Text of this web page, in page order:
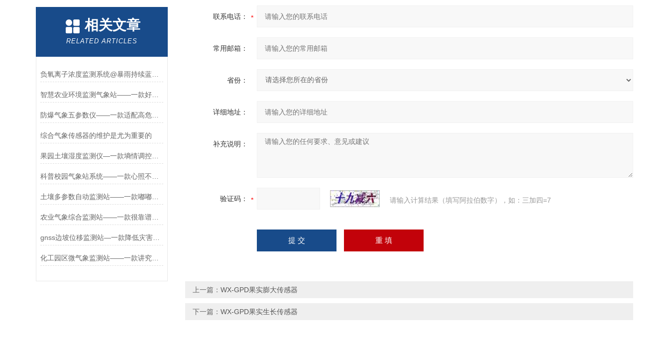
相关文章
RELATED ARTICLES
负氧离子浓度监测系统@暴雨持续蓝色预警#2022已更新
智慧农业环境监测气象站——一款好用的大棚智能农业气象站#2022已更新
防爆气象五参数仪——一款适配高危环境的防爆自动气象站2026+派+送
综合气象传感器的维护是尤为重要的
果园土壤湿度监测仪—一款墒情调控措施的智能农业土壤湿度监测系统+派+送
土壤多参数自动监测站——一款嘟嘟嘟的土壤墒情监测站直送2024全+境+派+送
农业气象综合监测站——一款很靠谱的农村农业气象监测站#2022已更新
gnss边坡位移监测站—一款降低灾害风险的一体化GNSS表面位移监测站+派+送
化工园区微气象监测站——一款讲究安全化工园区空气监测站2023已更新
联系电话：
常用邮箱：
省份：
详细地址：
补充说明：
验证码： 请输入计算结果（填写阿拉伯数字），如：三加四=7
上一篇： WX-GPD果实膨大传感器
下一篇： WX-GPD果实生长传感器